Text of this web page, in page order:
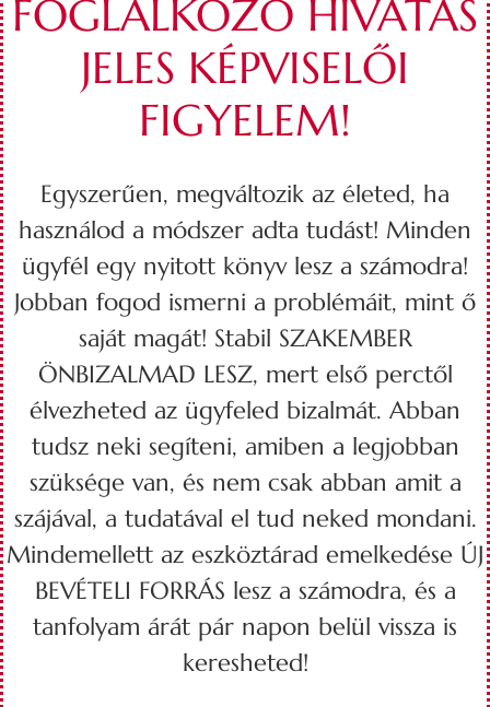
FOGLALKOZÓ HIVATÁS
JELES KÉPVISELŐI
FIGYELEM!
Egyszerűen, megváltozik az életed, ha
használod a módszer adta tudást! Minden
ügyfél egy nyitott könyv lesz a számodra!
Jobban fogod ismerni a problémáit, mint ő
saját magát! Stabil SZAKEMBER
ÖNBIZALMAD LESZ, mert első perctől
élvezheted az ügyfeled bizalmát. Abban
tudsz neki segíteni, amiben a legjobban
szüksége van, és nem csak abban amit a
szájával, a tudatával el tud neked mondani.
Mindemellett az eszköztárad emelkedése ÚJ
BEVÉTELI FORRÁS lesz a számodra, és a
tanfolyam árát pár napon belül vissza is
keresheted!